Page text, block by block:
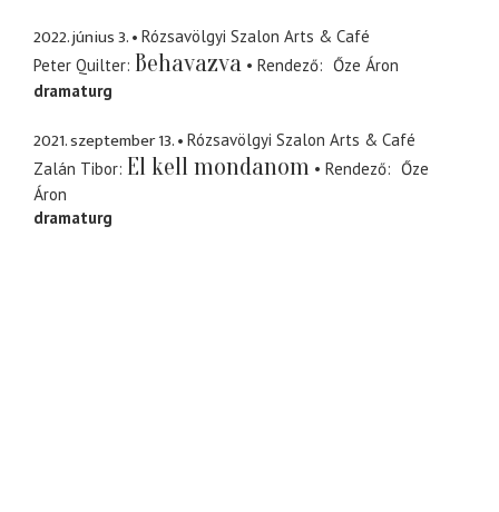
2022. június 3.
Rózsavölgyi Szalon Arts & Café
Peter Quilter Behavazva Rendező
Őze Áron
dramaturg
2021. szeptember 13.
Rózsavölgyi Szalon Arts & Café
Zalán Tibor El kell mondanom Rendező
Őze
Áron
dramaturg